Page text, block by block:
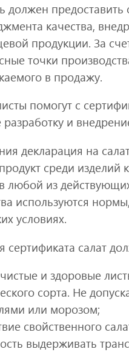
должен
качества,
продукции. За
точки
в продажу.
помогут с
разработку и
декларация на
среди изделий
любой из
используются
условиях.
сертификата салат
и здоровые
сорта. Не
или морозом;
свойственного
выдерживать